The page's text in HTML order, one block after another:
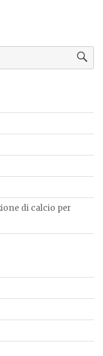
di calcio per